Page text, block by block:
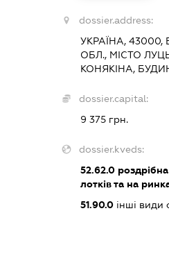
dossier.address:
УКРАЇНА,
ОБЛ., МІСТО
КОНЯКІНА,
dossier.capital:
9 375 грн.
dossier.kveds:
52.62.0роздрібна
лотків та на
51.90.0інші види